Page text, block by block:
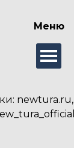
Меню
newtura.ru,